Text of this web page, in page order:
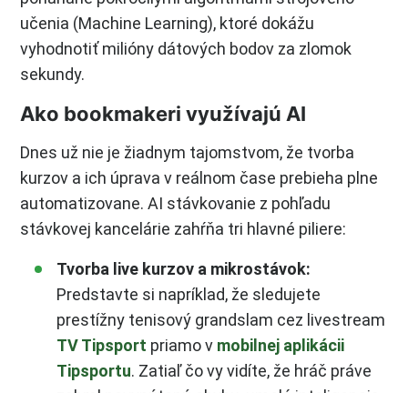
učenia (Machine Learning), ktoré dokážu
vyhodnotiť milióny dátových bodov za zlomok
sekundy.
Ako bookmakeri využívajú AI
Dnes už nie je žiadnym tajomstvom, že tvorba
kurzov a ich úprava v reálnom čase prebieha plne
automatizovane. AI stávkovanie z pohľadu
stávkovej kancelárie zahŕňa tri hlavné piliere:
Tvorba live kurzov a mikrostávok:
Predstavte si napríklad, že sledujete
prestížny tenisový grandslam cez livestream
TV Tipsport priamo v mobilnej aplikácii
Tipsportu. Zatiaľ čo vy vidíte, že hráč práve